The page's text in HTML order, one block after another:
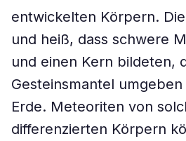
entwickelten Körpern.
und heiß, dass schwere
und einen Kern bildeten,
Gesteinsmantel
Erde. Meteoriten von
differenzierten Körpern